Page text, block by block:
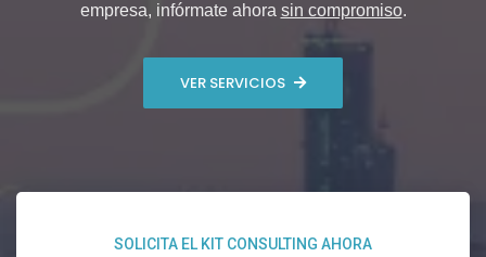
empresa, infórmate ahora sin compromiso.
VER SERVICIOS
SOLICITA EL KIT CONSULTING AHORA